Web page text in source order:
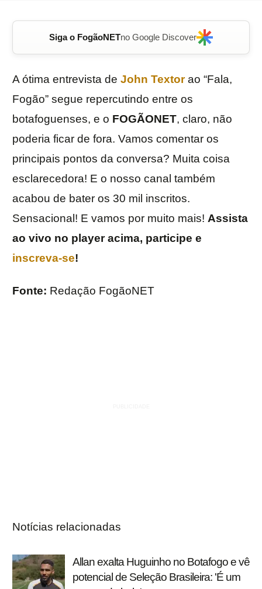
Siga o FogãoNETno Google Discover
A ótima entrevista de John Textorao “Fala,
Fogão” segue repercutindo entre os
botafoguenses, e o FOGÃONET, claro, não
poderia ficar de fora. Vamos comentar os
principais pontos da conversa? Muita coisa
esclarecedora! E o nosso canal também
acabou de bater os 30 mil inscritos.
Sensacional! E vamos por muito mais! Assista
ao vivo no player acima, participe e
inscreva-se!
Fonte: Redação FogãoNET
Notícias relacionadas
Allan exalta Huguinho no Botafogo e vê
potencial de Seleção Brasileira: 'É um